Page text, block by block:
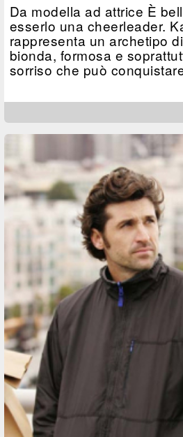
Da modella ad attrice È
esserlo una cheerleader.
rappresenta un archetipo
bionda, formosa e
sorriso che può